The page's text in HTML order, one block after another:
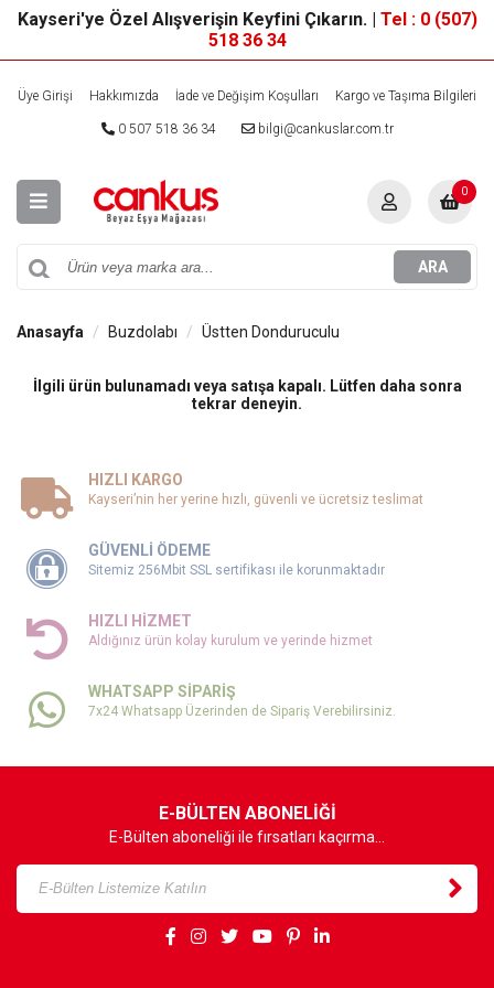
Kayseri'ye Özel Alışverişin Keyfini Çıkarın. | Tel : 0 (507)
518 36 34
Üye Girişi Hakkımızda İade ve Değişim Koşulları Kargo ve Taşıma Bilgileri
0 507 518 36 34 bilgi@cankuslar.com.tr
ARA
0
Anasayfa Buzdolabı Üstten Donduruculu
İlgili ürün bulunamadı veya satışa kapalı. Lütfen daha sonra
tekrar deneyin.
HIZLI KARGO
Kayseri’nin her yerine hızlı, güvenli ve ücretsiz teslimat
GÜVENLİ ÖDEME
Sitemiz 256Mbit SSL sertifikası ile korunmaktadır
HIZLI HİZMET
Aldığınız ürün kolay kurulum ve yerinde hizmet
WHATSAPP SİPARİŞ
7x24 Whatsapp Üzerinden de Sipariş Verebilirsiniz.
E-BÜLTEN ABONELİĞİ
E-Bülten aboneliği ile fırsatları kaçırma...